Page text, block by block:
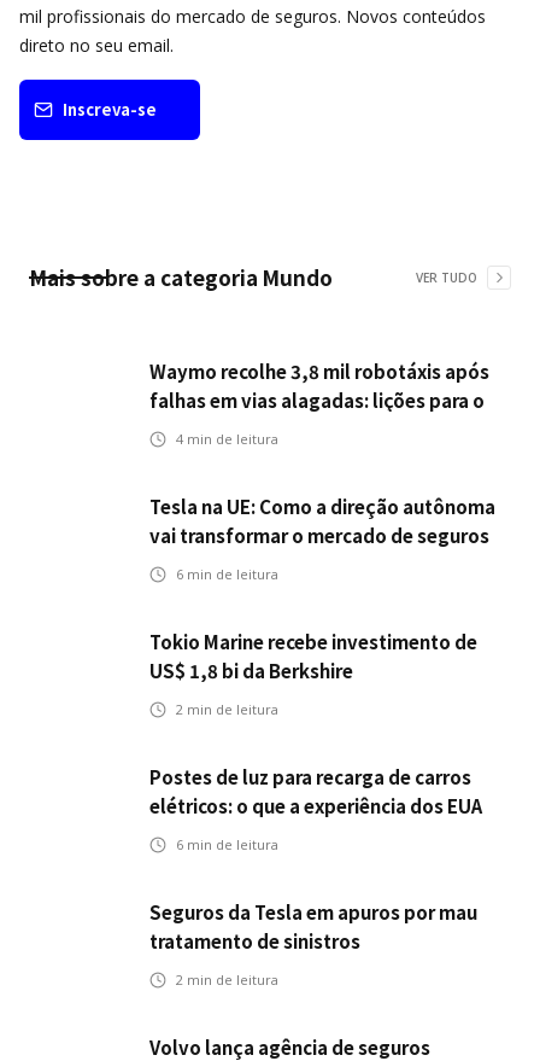
mil profissionais do mercado de seguros. Novos conteúdos
direto no seu email.
Inscreva-se
Mais sobre a categoria Mundo VER TUDO
Waymo recolhe 3,8 mil robotáxis após
falhas em vias alagadas: lições para o
setor de seguros automotivos na era
4 min de leitura
Tesla na UE: Como a direção autônoma
vai transformar o mercado de seguros
6 min de leitura
Tokio Marine recebe investimento de
US$ 1,8 bi da Berkshire
2 min de leitura
Postes de luz para recarga de carros
elétricos: o que a experiência dos EUA
pode antecipar para o Brasil
6 min de leitura
Seguros da Tesla em apuros por mau
tratamento de sinistros
2 min de leitura
Volvo lança agência de seguros